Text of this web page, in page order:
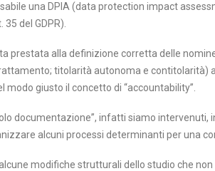
una DPIA (data protection impact
del GDPR).
prestata alla definizione corretta delle
titolarità autonoma e contitolarità)
modo giusto il concetto di “accountability”.
documentazione”, infatti siamo intervenuti,
alcuni processi determinanti per una
modifiche strutturali dello studio che